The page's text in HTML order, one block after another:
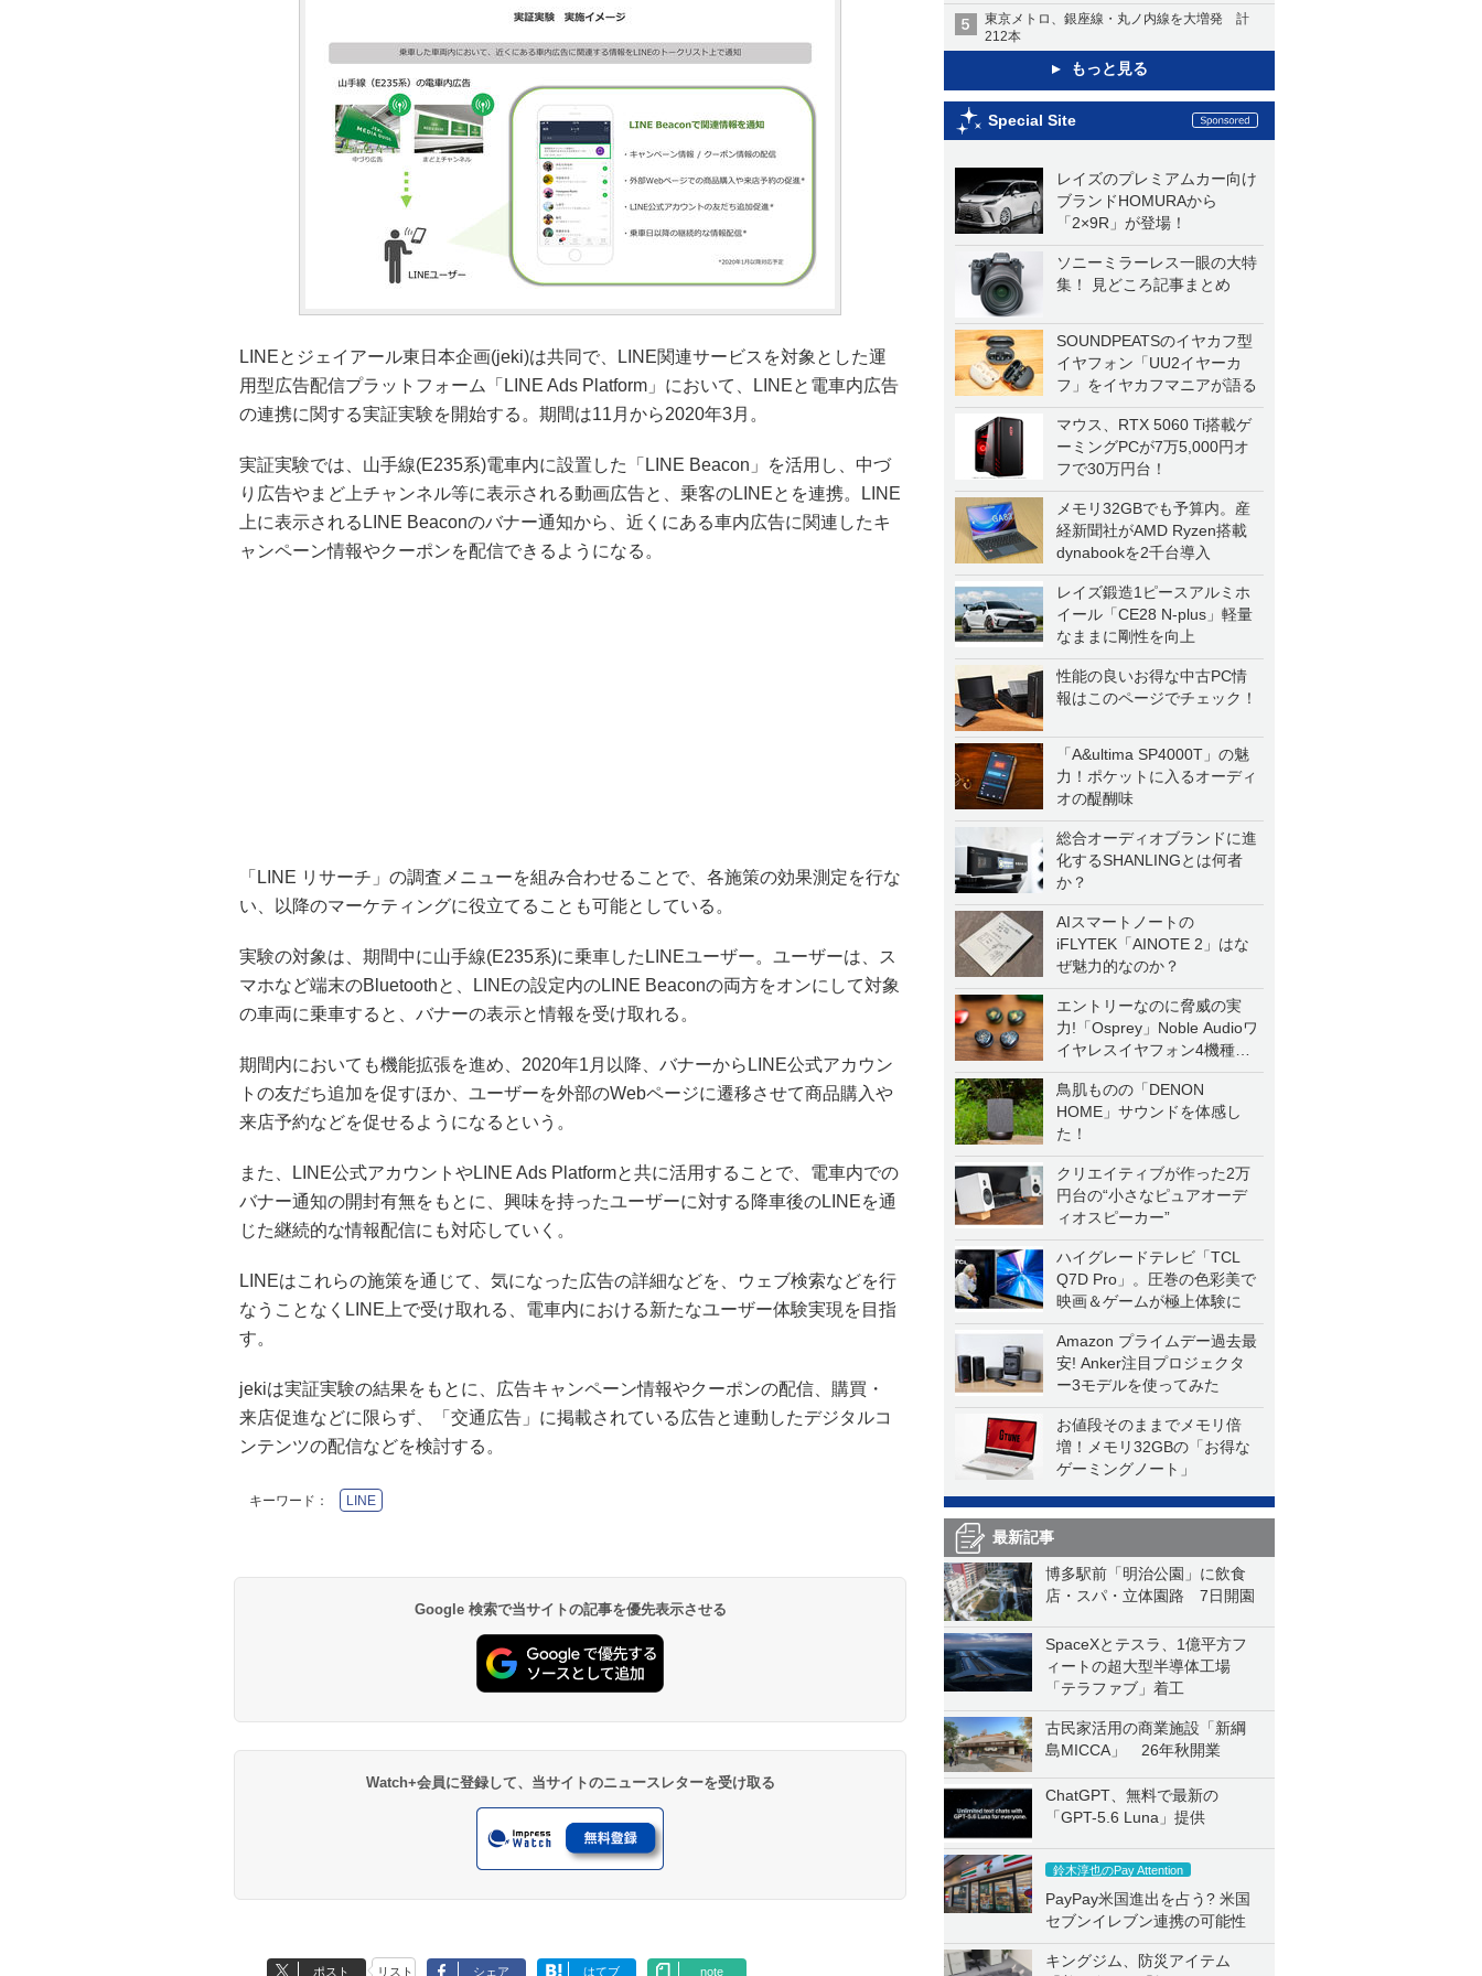
東京メトロ、銀座線・丸ノ内線を大増発 計
212本
もっと見る
Special Site
レイズのプレミアムカー向け
ブランドHOMURAから
「2×9R」が登場！
ソニーミラーレス一眼の大特
集！ 見どころ記事まとめ
SOUNDPEATSのイヤカフ型
イヤフォン「UU2イヤーカ
フ」をイヤカフマニアが語る
マウス、RTX 5060 Ti搭載ゲ
ーミングPCが7万5,000円オ
フで30万円台！
メモリ32GBでも予算内。産
経新聞社がAMD Ryzen搭載
dynabookを2千台導入
レイズ鍛造1ピースアルミホ
イール「CE28 N-plus」軽量
なままに剛性を向上
性能の良いお得な中古PC情
報はこのページでチェック！
「A&ultima SP4000T」の魅
力！ポケットに入るオーディ
オの醍醐味
総合オーディオブランドに進
化するSHANLINGとは何者
か？
AIスマートノートの
iFLYTEK「AINOTE 2」はな
ぜ魅力的なのか？
エントリーなのに脅威の実
力!「Osprey」Noble Audioワ
イヤレスイヤフォン4機種を
一気に聴く
鳥肌ものの「DENON
HOME」サウンドを体感し
た！
クリエイティブが作った2万
円台の“小さなピュアオーデ
ィオスピーカー”
ハイグレードテレビ「TCL
Q7D Pro」。圧巻の色彩美で
映画＆ゲームが極上体験に
Amazon プライムデー過去最
安! Anker注目プロジェクタ
ー3モデルを使ってみた
お値段そのままでメモリ倍
増！メモリ32GBの「お得な
ゲーミングノート」
最新記事
博多駅前「明治公園」に飲食
店・スパ・立体園路 7日開園
SpaceXとテスラ、1億平方フ
ィートの超大型半導体工場
「テラファブ」着工
古民家活用の商業施設「新綱
島MICCA」 26年秋開業
ChatGPT、無料で最新の
「GPT-5.6 Luna」提供
鈴木淳也のPay Attention
PayPay米国進出を占う? 米国
セブンイレブン連携の可能性
キングジム、防災アイテム
LINEとジェイアール東日本企画(jeki)は共同で、LINE関連サービスを対象とした運
用型広告配信プラットフォーム「LINE Ads Platform」において、LINEと電車内広告
の連携に関する実証実験を開始する。期間は11月から2020年3月。
実証実験では、山手線(E235系)電車内に設置した「LINE Beacon」を活用し、中づ
り広告やまど上チャンネル等に表示される動画広告と、乗客のLINEとを連携。LINE
上に表示されるLINE Beaconのバナー通知から、近くにある車内広告に関連したキ
ャンペーン情報やクーポンを配信できるようになる。
「LINE リサーチ」の調査メニューを組み合わせることで、各施策の効果測定を行な
い、以降のマーケティングに役立てることも可能としている。
実験の対象は、期間中に山手線(E235系)に乗車したLINEユーザー。ユーザーは、ス
マホなど端末のBluetoothと、LINEの設定内のLINE Beaconの両方をオンにして対象
の車両に乗車すると、バナーの表示と情報を受け取れる。
期間内においても機能拡張を進め、2020年1月以降、バナーからLINE公式アカウン
トの友だち追加を促すほか、ユーザーを外部のWebページに遷移させて商品購入や
来店予約などを促せるようになるという。
また、LINE公式アカウントやLINE Ads Platformと共に活用することで、電車内での
バナー通知の開封有無をもとに、興味を持ったユーザーに対する降車後のLINEを通
じた継続的な情報配信にも対応していく。
LINEはこれらの施策を通じて、気になった広告の詳細などを、ウェブ検索などを行
なうことなくLINE上で受け取れる、電車内における新たなユーザー体験実現を目指
す。
jekiは実証実験の結果をもとに、広告キャンペーン情報やクーポンの配信、購買・
来店促進などに限らず、「交通広告」に掲載されている広告と連動したデジタルコ
ンテンツの配信などを検討する。
キーワード： LINE
Google 検索で当サイトの記事を優先表示させる
Watch+会員に登録して、当サイトのニュースレターを受け取る
ポスト リスト シェア はてブ note